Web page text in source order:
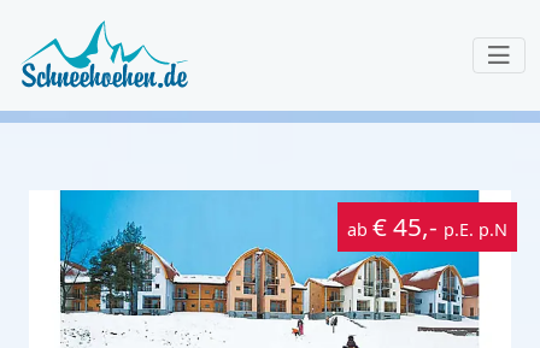
ab € 45,- p.E. p.N